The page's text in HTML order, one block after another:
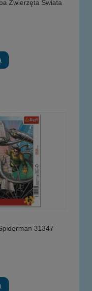
Zwierzęta Świata
31347